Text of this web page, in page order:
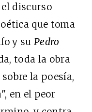
el discurso
que toma
y su Pedro
toda la obra
la poesía,
en el peor